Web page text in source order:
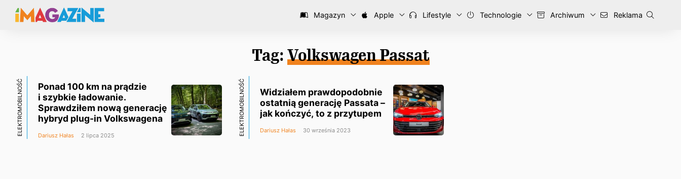
Magazyn Apple Lifestyle Technologie Archiwum Reklama
Tag: Volkswagen Passat
ELEKTROMOBILNOŚĆ
Ponad 100 km na prądzie
i szybkie ładowanie.
Sprawdziłem nową generację
hybryd plug-in Volkswagena
Dariusz Hałas 2 lipca 2025 ELEKTROMOBILNOŚĆ
Widziałem prawdopodobnie
ostatnią generację Passata –
jak kończyć, to z przytupem
Dariusz Hałas 30 września 2023